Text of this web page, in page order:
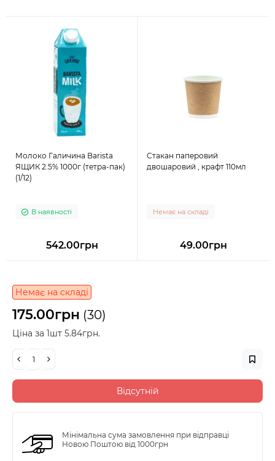
Молоко Галичина Barista
ЯЩИК 2.5% 1000г (тетра-пак)
(1/12)
В наявності
542.00грн
Стакан паперовий
двошаровий , крафт 110мл
Немає на складі
49.00грн
Немає на складі
175.00грн (30)
Ціна за 1шт 5.84грн.
Відсутній
Мінімальна сума замовлення при відправці
Новою Поштою від 1000грн